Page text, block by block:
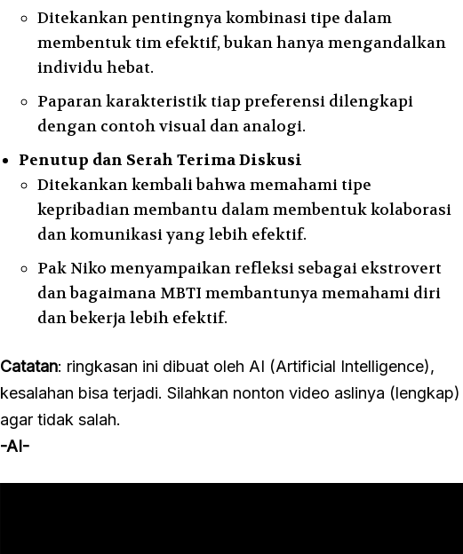
Ditekankan pentingnya kombinasi tipe dalam
membentuk tim efektif, bukan hanya mengandalkan
individu hebat.
Paparan karakteristik tiap preferensi dilengkapi
dengan contoh visual dan analogi.
Penutup dan Serah Terima Diskusi
Ditekankan kembali bahwa memahami tipe
kepribadian membantu dalam membentuk kolaborasi
dan komunikasi yang lebih efektif.
Pak Niko menyampaikan refleksi sebagai ekstrovert
dan bagaimana MBTI membantunya memahami diri
dan bekerja lebih efektif.
Catatan: ringkasan ini dibuat oleh AI (Artificial Intelligence),
kesalahan bisa terjadi. Silahkan nonton video aslinya (lengkap)
agar tidak salah.
-AI-